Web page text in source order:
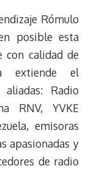
Rómulo
posible esta
con calidad de
extiende el
Radio
RNV, YVKE
emisoras
apasionadas y
de radio